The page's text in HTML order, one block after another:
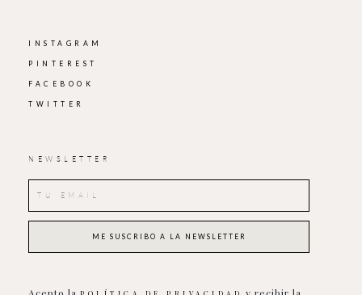
INSTAGRAM
PINTEREST
FACEBOOK
TWITTER
NEWSLETTER